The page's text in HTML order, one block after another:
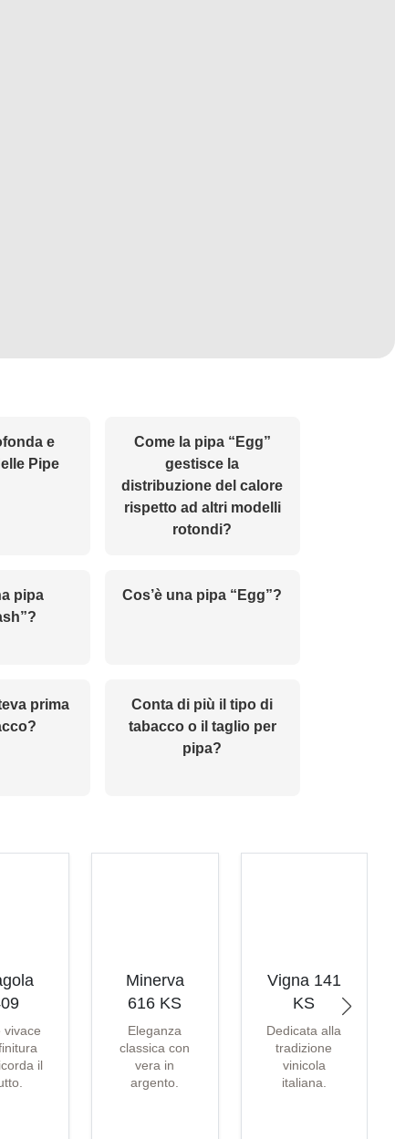
e
Pipe
Come la pipa “Egg”
gestisce la
distribuzione del calore
rispetto ad altri modelli
rotondi?
pipa
Cos’è una pipa “Egg”?
prima
Conta di più il tipo di
tabacco o il taglio per
pipa?
vivace
il
Minerva
616 KS
Eleganza
classica con
vera in
argento.
Vigna 141
KS
Dedicata alla
tradizione
vinicola
italiana.